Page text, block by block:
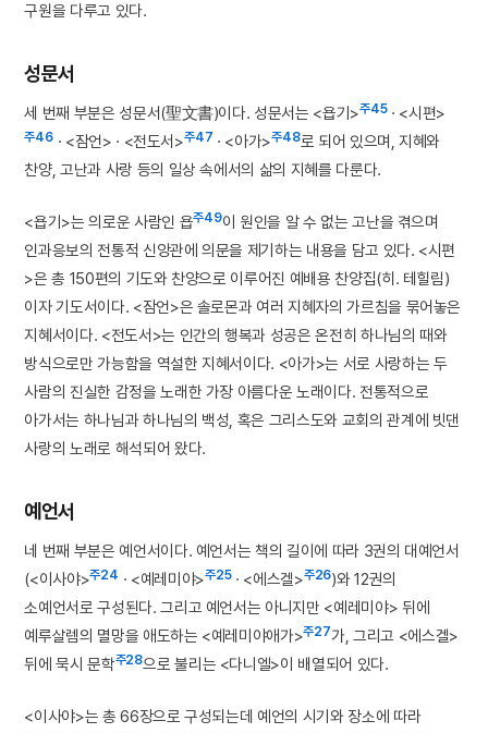
구원을 다루고 있다.
성문서
세 번째 부분은 성문서(聖文書)이다. 성문서는 <욥기>주45· <시편>
주46 · <잠언> · <전도서>주47 · <아가>주48로 되어 있으며, 지혜와
찬양, 고난과 사랑 등의 일상 속에서의 삶의 지혜를 다룬다.
<욥기>는 의로운 사람인 욥주49이 원인을 알 수 없는 고난을 겪으며
인과응보의 전통적 신앙관에 의문을 제기하는 내용을 담고 있다. <시편
>은 총 150편의 기도와 찬양으로 이루어진 예배용 찬양집(히. 테힐림)
이자 기도서이다. <잠언>은 솔로몬과 여러 지혜자의 가르침을 묶어놓은
지혜서이다. <전도서>는 인간의 행복과 성공은 온전히 하나님의 때와
방식으로만 가능함을 역설한 지혜서이다. <아가>는 서로 사랑하는 두
사람의 진실한 감정을 노래한 가장 아름다운 노래이다. 전통적으로
아가서는 하나님과 하나님의 백성, 혹은 그리스도와 교회의 관계에 빗댄
사랑의 노래로 해석되어 왔다.
예언서
네 번째 부분은 예언서이다. 예언서는 책의 길이에 따라 3권의 대예언서
(<이사야>주24 · <예레미야>주25· <에스겔>주26)와 12권의
소예언서로 구성된다. 그리고 예언서는 아니지만 <예레미야> 뒤에
예루살렘의 멸망을 애도하는 <예레미야애가>주27가, 그리고 <에스겔>
뒤에 묵시 문학주28으로 불리는 <다니엘>이 배열되어 있다.
<이사야>는 총 66장으로 구성되는데 예언의 시기와 장소에 따라